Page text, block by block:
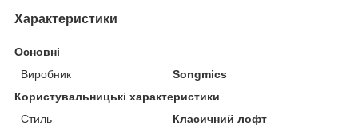
Характеристики
Основні
Виробник
Songmics
Користувальницькі характеристики
Стиль
Класичний лофт